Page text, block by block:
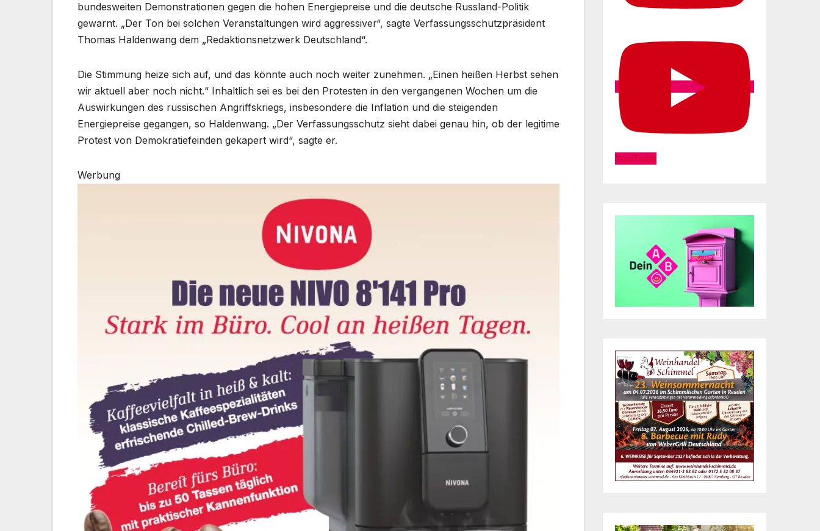
bundesweiten Demonstrationen gegen die hohen Energiepreise und die deutsche Russland-Politik
gewarnt. „Der Ton bei solchen Veranstaltungen wird aggressiver“, sagte Verfassungsschutzpräsident
Thomas Haldenwang dem „Redaktionsnetzwerk Deutschland“.
Die Stimmung heize sich auf, und das könnte auch noch weiter zunehmen. „Einen heißen Herbst sehen
wir aktuell aber noch nicht.“ Inhaltlich sei es bei den Protesten in den vergangenen Wochen um die
Auswirkungen des russischen Angriffskriegs, insbesondere die Inflation und die steigenden
Energiepreise gegangen, so Haldenwang. „Der Verfassungsschutz sieht dabei genau hin, ob der legitime
Protest von Demokratiefeinden gekapert wird“, sagte er.
Werbung
YouTube